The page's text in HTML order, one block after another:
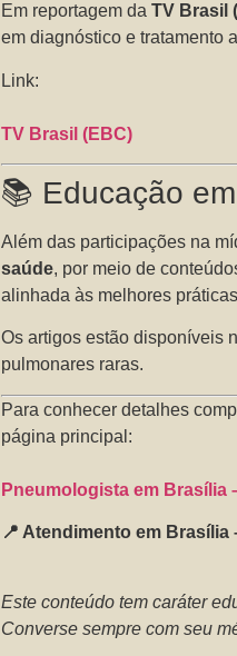
Em reportagem daTV Brasil
em diagnóstico e tratamento
Link:
TV Brasil (EBC)
📚 Educação
Além das participações na
saúde, por meio de
alinhada às melhores
Os artigos estão disponíveis
pulmonares raras.
Para conhecer detalhes
página principal:
Pneumologista em Brasília
📍 Atendimento em Brasília
Este conteúdo tem caráter
Converse sempre com seu